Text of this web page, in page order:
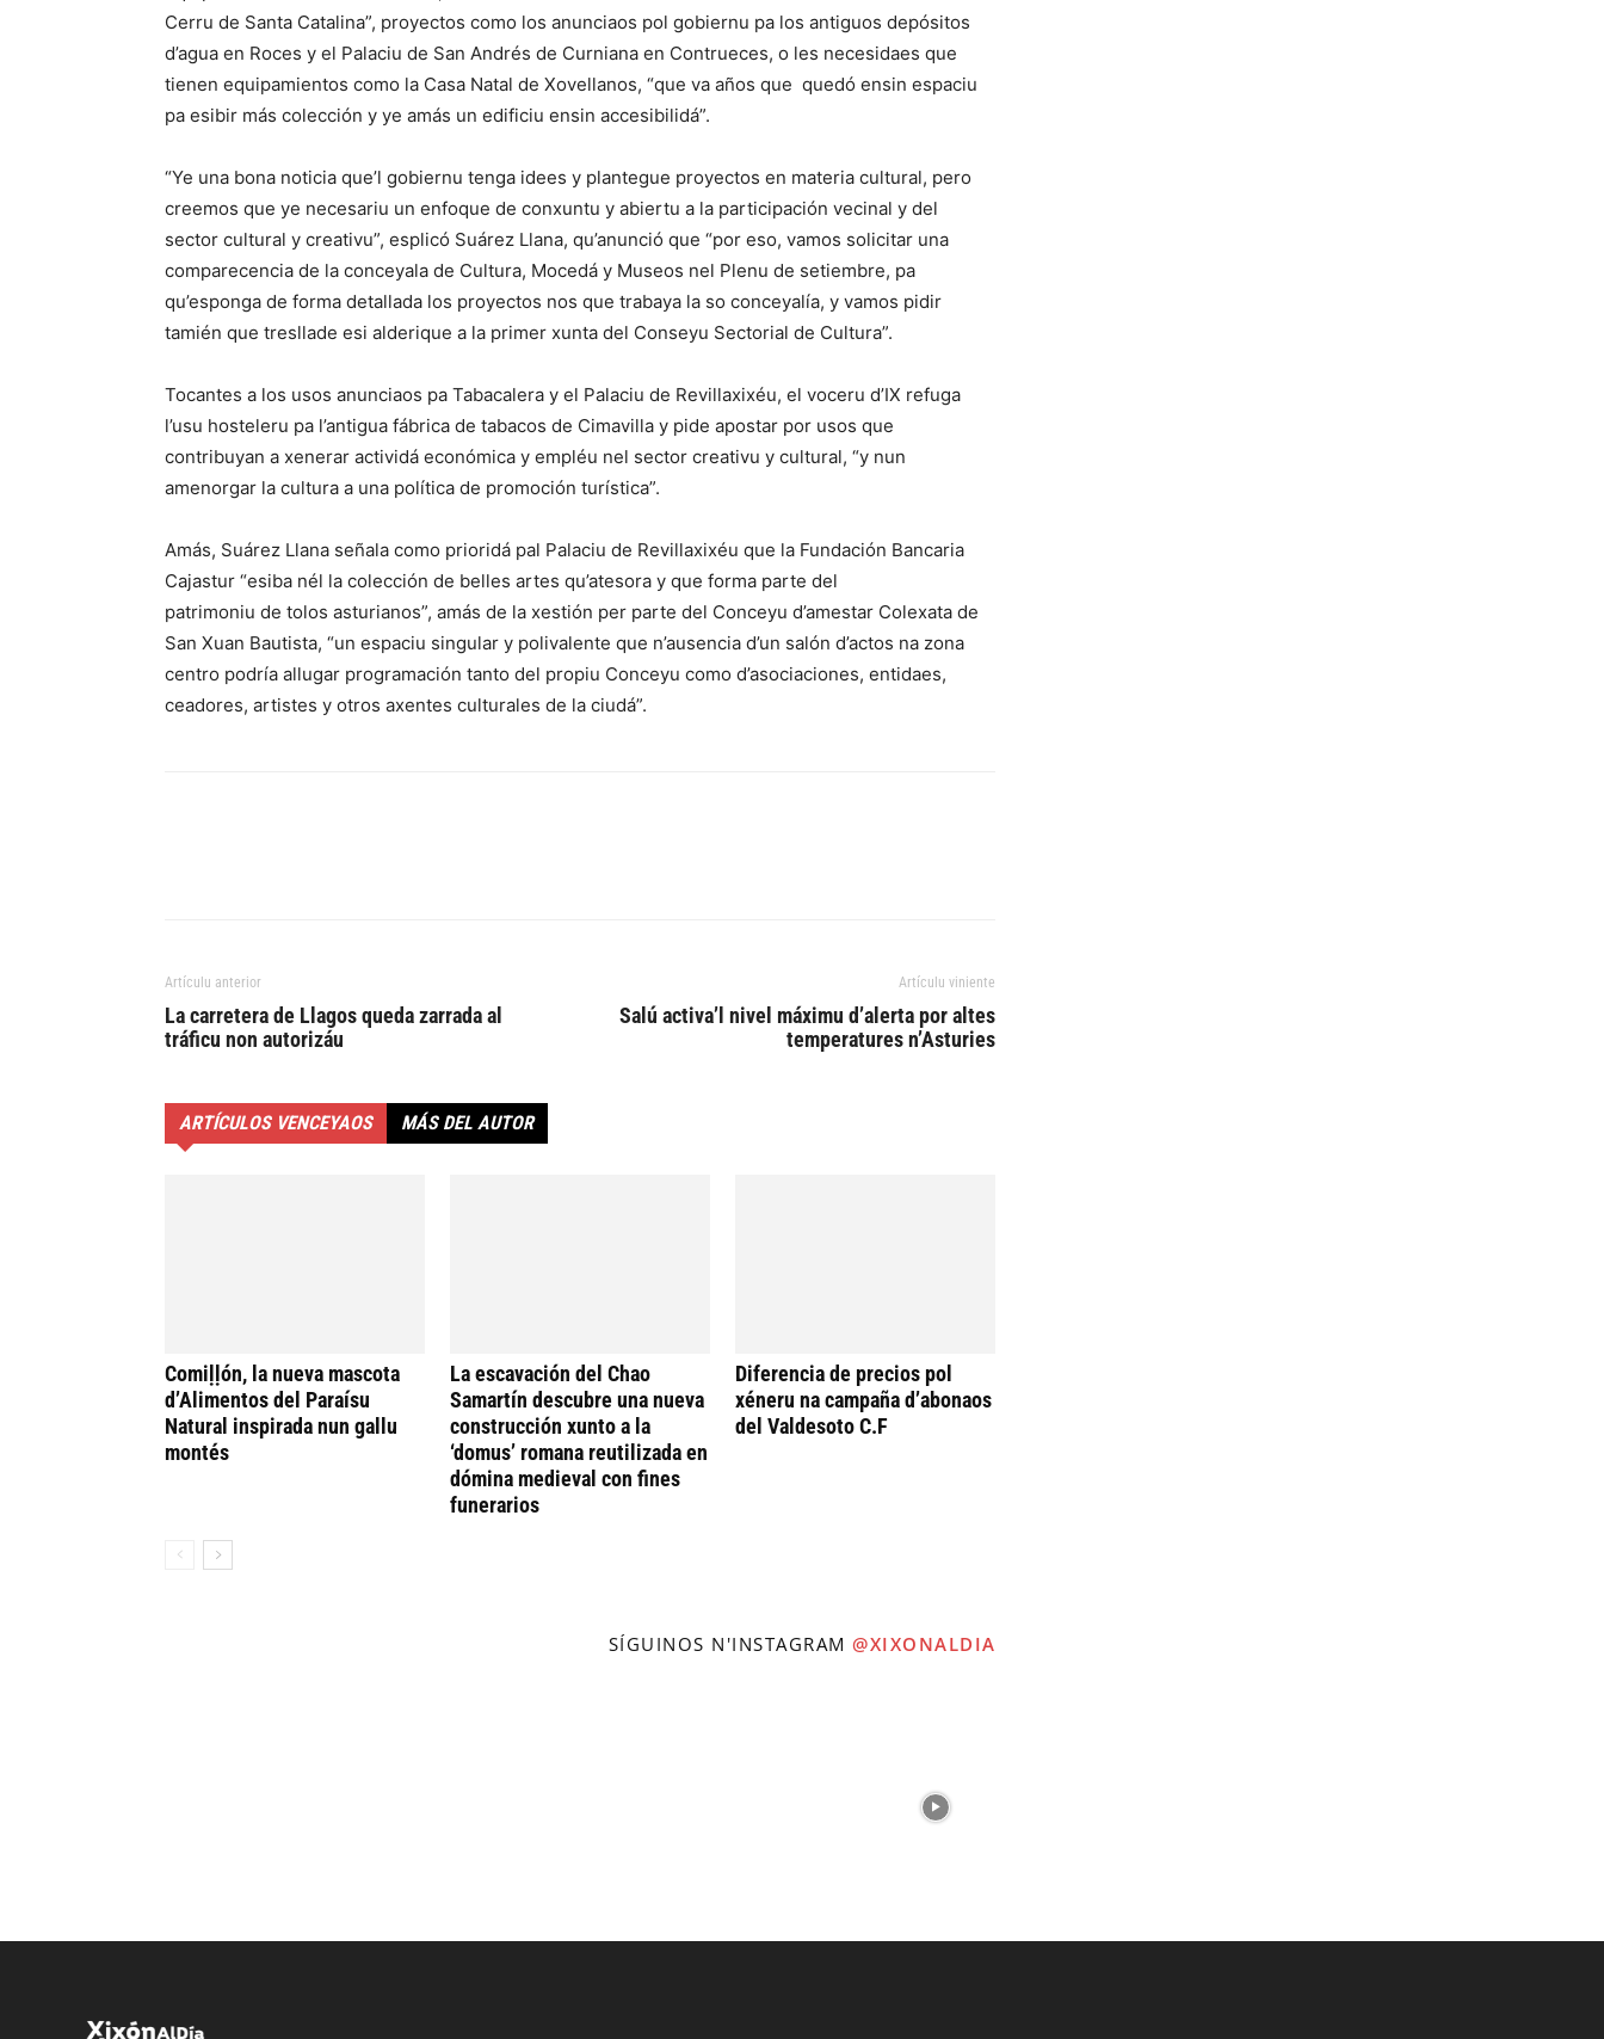
Cerru de Santa Catalina”, proyectos como los anunciaos pol gobiernu pa los antiguos depósitos
d’agua en Roces y el Palaciu de San Andrés de Curniana en Contrueces, o les necesidaes que
tienen equipamientos como la Casa Natal de Xovellanos, “que va años que quedó ensin espaciu
pa esibir más colección y ye amás un edificiu ensin accesibilidá”.
“Ye una bona noticia que’l gobiernu tenga idees y plantegue proyectos en materia cultural, pero
creemos que ye necesariu un enfoque de conxuntu y abiertu a la participación vecinal y del
sector cultural y creativu”, esplicó Suárez Llana, qu’anunció que “por eso, vamos solicitar una
comparecencia de la conceyala de Cultura, Mocedá y Museos nel Plenu de setiembre, pa
qu’esponga de forma detallada los proyectos nos que trabaya la so conceyalía, y vamos pidir
tamién que tresllade esi alderique a la primer xunta del Conseyu Sectorial de Cultura”.
Tocantes a los usos anunciaos pa Tabacalera y el Palaciu de Revillaxixéu, el voceru d’IX refuga
l’usu hosteleru pa l’antigua fábrica de tabacos de Cimavilla y pide apostar por usos que
contribuyan a xenerar actividá económica y empléu nel sector creativu y cultural, “y nun
amenorgar la cultura a una política de promoción turística”.
Amás, Suárez Llana señala como prioridá pal Palaciu de Revillaxixéu que la Fundación Bancaria
Cajastur “esiba nél la colección de belles artes qu’atesora y que forma parte del
patrimoniu de tolos asturianos”, amás de la xestión per parte del Conceyu d’amestar Colexata de
San Xuan Bautista, “un espaciu singular y polivalente que n’ausencia d’un salón d’actos na zona
centro podría allugar programación tanto del propiu Conceyu como d’asociaciones, entidaes,
ceadores, artistes y otros axentes culturales de la ciudá”.
Artículu anterior
La carretera de Llagos queda zarrada al
tráficu non autorizáu
Artículu viniente
Salú activa’l nivel máximu d’alerta por altes
temperatures n’Asturies
ARTÍCULOS VENCEYAOS MÁS DEL AUTOR
Comiḷḷón, la nueva mascota
d’Alimentos del Paraísu
Natural inspirada nun gallu
montés
La escavación del Chao
Samartín descubre una nueva
construcción xunto a la
‘domus’ romana reutilizada en
dómina medieval con fines
funerarios
Diferencia de precios pol
xéneru na campaña d’abonaos
del Valdesoto C.F
SÍGUINOS N'INSTAGRAM @XIXONALDIA